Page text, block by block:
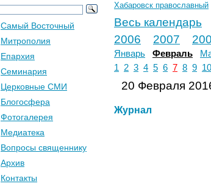
Хабаровск православный
Весь календарь
2006
2007
Январь Февраль
1
2 3 4 5 6 7 8 9 10
20 Февраля
Журнал
Самый Восточный
Митрополия
Епархия
Семинария
Церковные СМИ
Блогосфера
Фотогалерея
Медиатека
Вопросы священнику
Архив
Контакты